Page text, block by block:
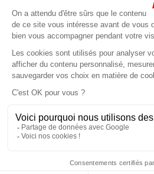
Mentions légales
Conditions générales
Politique de protection des